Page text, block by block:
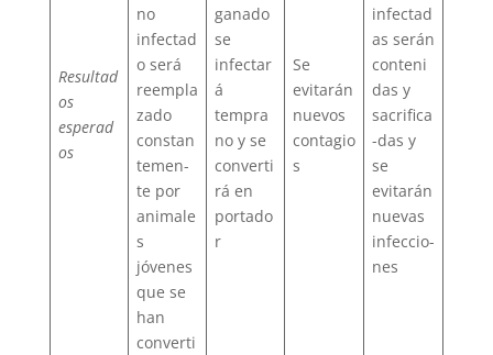
Resultad
os
esperad
os
no
infectad
o será
reempla
zado
constan
temen-
te por
animale
s
jóvenes
que se
han
converti
ganado
se
infectar
á
tempra
no y se
converti
rá en
portado
r
Se
evitarán
nuevos
contagio
s
infectad
as serán
conteni
das y
sacrifica
-das y
se
evitarán
nuevas
infeccio-
nes